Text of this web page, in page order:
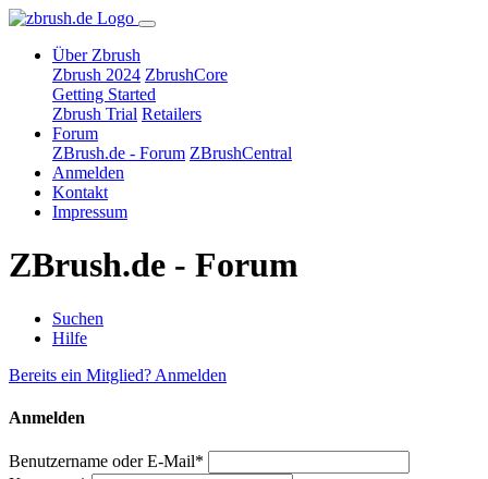
Über Zbrush
Zbrush 2024 ZbrushCore
Getting Started
Zbrush Trial Retailers
Forum
ZBrush.de - Forum ZBrushCentral
Anmelden
Kontakt
Impressum
ZBrush.de - Forum
Suchen
Hilfe
Bereits ein Mitglied? Anmelden
Anmelden
Benutzername oder E-Mail*